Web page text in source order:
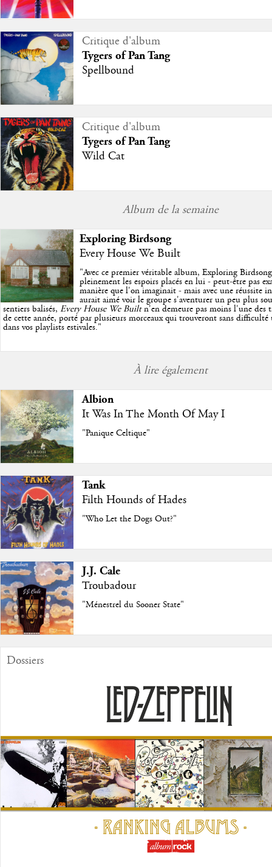
Critique d'album
Tygers of Pan Tang
Spellbound
Critique d'album
Tygers of Pan Tang
Wild Cat
Album de la semaine
Exploring Birdsong
Every House We Built
"Avec ce premier véritable album, Exploring
pleinement les espoirs placés en lui - peut-être pas
manière que l'on imaginait - mais avec une réussite
aurait aimé voir le groupe s'aventurer un peu plus
sentiers balisés, Every House We Builtn'en demeure pas moins l'une des
de cette année, porté par plusieurs morceaux qui trouveront sans difficulté
dans vos playlists estivales."
À lire également
Albion
It Was In The Month Of May I
"Panique Celtique"
Tank
Filth Hounds of Hades
"Who Let the Dogs Out?"
J.J. Cale
Troubadour
"Ménestrel du Sooner State"
Dossiers